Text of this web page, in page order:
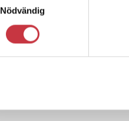
Nödvändig